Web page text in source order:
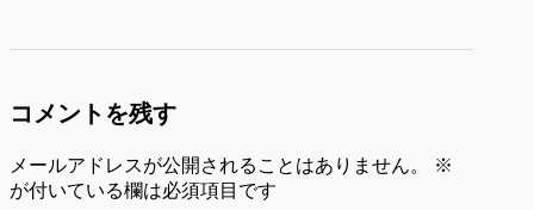
コメントを残す
メールアドレスが公開されることはありません。
※
が付いている欄は必須項目です